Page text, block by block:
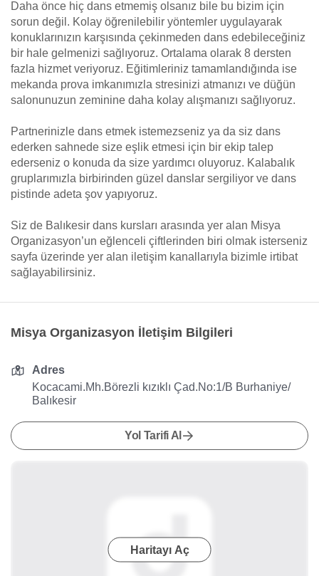
Daha önce hiç dans etmemiş olsanız bile bu bizim için
sorun değil. Kolay öğrenilebilir yöntemler uygulayarak
konuklarınızın karşısında çekinmeden dans edebileceğiniz
bir hale gelmenizi sağlıyoruz. Ortalama olarak 8 dersten
fazla hizmet veriyoruz. Eğitimleriniz tamamlandığında ise
mekanda prova imkanımızla stresinizi atmanızı ve düğün
salonunuzun zeminine daha kolay alışmanızı sağlıyoruz.
Partnerinizle dans etmek istemezseniz ya da siz dans
ederken sahnede size eşlik etmesi için bir ekip talep
ederseniz o konuda da size yardımcı oluyoruz. Kalabalık
gruplarımızla birbirinden güzel danslar sergiliyor ve dans
pistinde adeta şov yapıyoruz.
Siz de Balıkesir dans kursları arasında yer alan Misya
Organizasyon’un eğlenceli çiftlerinden biri olmak isterseniz
sayfa üzerinde yer alan iletişim kanallarıyla bizimle irtibat
sağlayabilirsiniz.
Misya Organizasyon İletişim Bilgileri
Adres
Kocacami.Mh.Börezli kızıklı Çad.No:1/B Burhaniye/
Balıkesir
Yol Tarifi Al
Haritayı Aç